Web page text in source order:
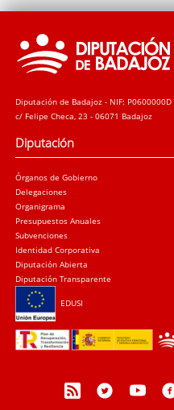
Diputación de Badajoz - NIF: P0600000D
c/ Felipe Checa, 23 - 06071 Badajoz
Diputación
Órganos de Gobierno
Delegaciones
Organigrama
Presupuestos Anuales
Subvenciones
Identidad Corporativa
Diputación Abierta
Diputación Transparente
EDUSI